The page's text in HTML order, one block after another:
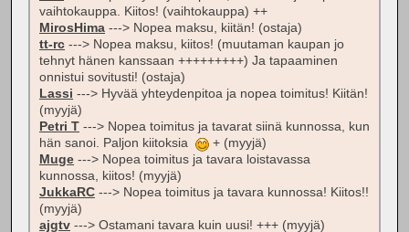
vaihtokauppa. Kiitos! (vaihtokauppa) ++
MirosHima ---> Nopea maksu, kiitän! (ostaja)
tt-rc ---> Nopea maksu, kiitos! (muutaman kaupan jo
tehnyt hänen kanssaan +++++++++) Ja tapaaminen
onnistui sovitusti! (ostaja)
Lassi ---> Hyvää yhteydenpitoa ja nopea toimitus! Kiitän!
(myyjä)
Petri T ---> Nopea toimitus ja tavarat siinä kunnossa, kun
hän sanoi. Paljon kiitoksia
+ (myyjä)
Muge ---> Nopea toimitus ja tavara loistavassa
kunnossa, kiitos! (myyjä)
JukkaRC ---> Nopea toimitus ja tavara kunnossa! Kiitos!!
(myyjä)
ajgtv ---> Ostamani tavara kuin uusi! +++ (myyjä)